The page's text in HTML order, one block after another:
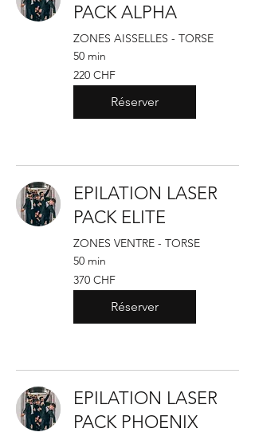
PACK ALPHA
ZONES AISSELLES - TORSE
50 min
220
francs
suisses
220 CHF
Réserver
EPILATION LASER
PACK ELITE
ZONES VENTRE - TORSE
50 min
370
francs
suisses
370 CHF
Réserver
EPILATION LASER
PACK PHOENIX